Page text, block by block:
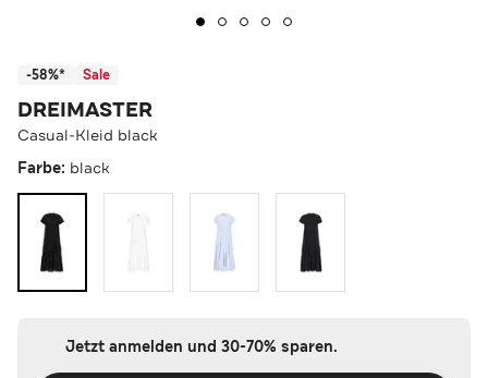
-58%* Sale
DREIMASTER
Casual-Kleid black
Farbe: black
Jetzt anmelden und 30-70% sparen.